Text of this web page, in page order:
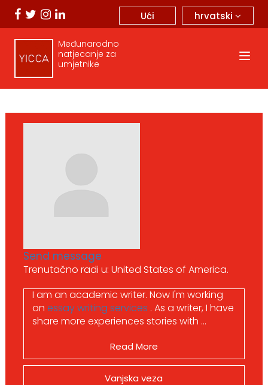
hrvatski
Ući
Međunarodno
natjecanje za
umjetnike
Send message
Trenutačno radi u: United States of America.
I am an academic writer. Now I'm working
on essay writing services . As a writer, I have
share more experiences stories with ...
Read More
Vanjska veza